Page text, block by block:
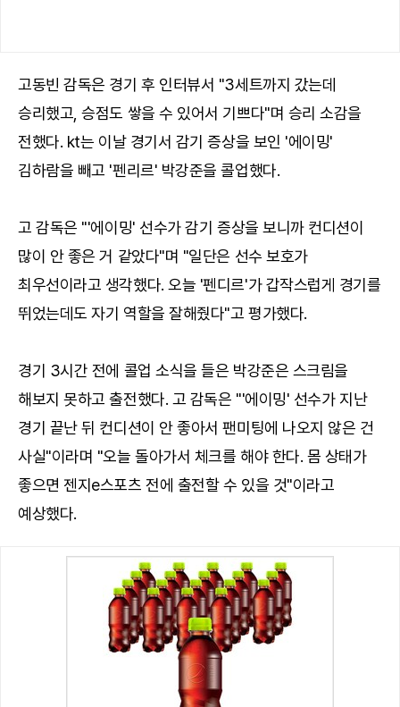
고동빈 감독은 경기 후 인터뷰서 "3세트까지 갔는데
승리했고, 승점도 쌓을 수 있어서 기쁘다"며 승리 소감을
전했다. kt는 이날 경기서 감기 증상을 보인 '에이밍'
김하람을 빼고 '펜리르' 박강준을 콜업했다.
고 감독은 "'에이밍' 선수가 감기 증상을 보니까 컨디션이
많이 안 좋은 거 같았다"며 "일단은 선수 보호가
최우선이라고 생각했다. 오늘 '펜디르'가 갑작스럽게 경기를
뛰었는데도 자기 역할을 잘해줬다"고 평가했다.
경기 3시간 전에 콜업 소식을 들은 박강준은 스크림을
해보지 못하고 출전했다. 고 감독은 "'에이밍' 선수가 지난
경기 끝난 뒤 컨디션이 안 좋아서 팬미팅에 나오지 않은 건
사실"이라며 "오늘 돌아가서 체크를 해야 한다. 몸 상태가
좋으면 젠지e스포츠 전에 출전할 수 있을 것"이라고
예상했다.